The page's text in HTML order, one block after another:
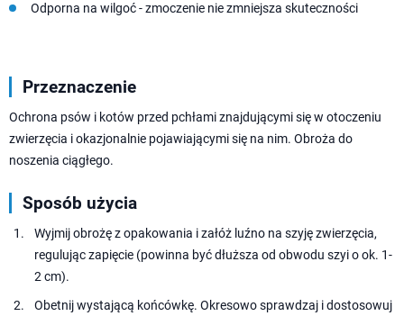
Odporna na wilgoć - zmoczenie nie zmniejsza skuteczności
Przeznaczenie
Ochrona psów i kotów przed pchłami znajdującymi się w otoczeniu
zwierzęcia i okazjonalnie pojawiającymi się na nim. Obroża do
noszenia ciągłego.
Sposób użycia
Wyjmij obrożę z opakowania i załóż luźno na szyję zwierzęcia,
regulując zapięcie (powinna być dłuższa od obwodu szyi o ok. 1-
2 cm).
Obetnij wystającą końcówkę. Okresowo sprawdzaj i dostosowuj